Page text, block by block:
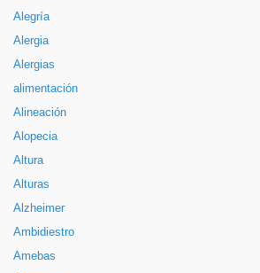
Alegría
Alergia
Alergias
alimentación
Alineación
Alopecia
Altura
Alturas
Alzheimer
Ambidiestro
Amebas